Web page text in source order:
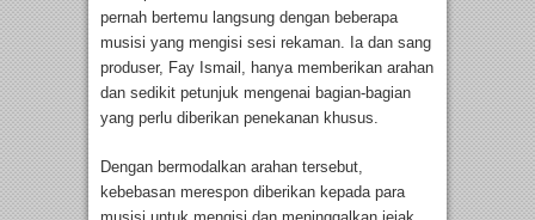
pernah bertemu langsung dengan beberapa
musisi yang mengisi sesi rekaman. Ia dan sang
produser, Fay Ismail, hanya memberikan arahan
dan sedikit petunjuk mengenai bagian-bagian
yang perlu diberikan penekanan khusus.
Dengan bermodalkan arahan tersebut,
kebebasan merespon diberikan kepada para